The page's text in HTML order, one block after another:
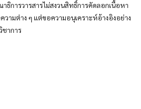
ธิการวารสารไม่สงวนสิทธิ์การคัดลอกเนื้อหา
ามต่าง ๆ แต่ขอความอนุเคราะห์อ้างอิงอย่าง
ชาการ